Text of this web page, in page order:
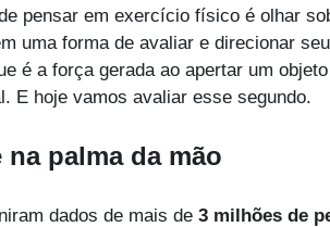
pensar em exercício físico é olhar
uma forma de avaliar e direcionar
é a força gerada ao apertar um
E hoje vamos avaliar esse segundo.
palma da mão
dados de mais de 3 milhões de